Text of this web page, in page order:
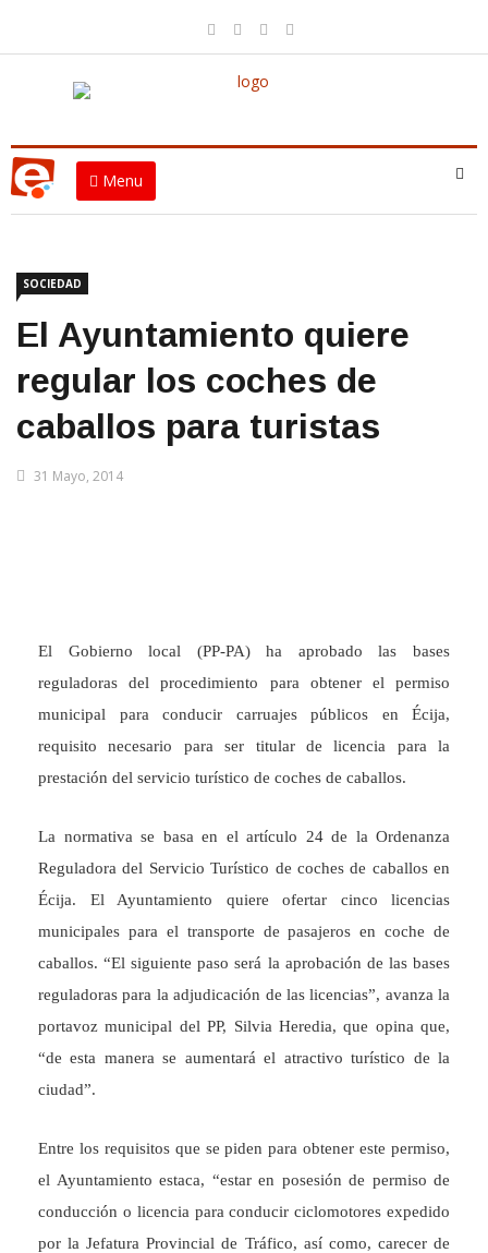
Menu
SOCIEDAD
El Ayuntamiento quiere
regular los coches de
caballos para turistas
31 Mayo, 2014
El Gobierno local (PP-PA) ha aprobado las bases
reguladoras del procedimiento para obtener el permiso
municipal para conducir carruajes públicos en Écija,
requisito necesario para ser titular de licencia para la
prestación del servicio turístico de coches de caballos.
La normativa se basa en el artículo 24 de la Ordenanza
Reguladora del Servicio Turístico de coches de caballos en
Écija. El Ayuntamiento quiere ofertar cinco licencias
municipales para el transporte de pasajeros en coche de
caballos. “El siguiente paso será la aprobación de las bases
reguladoras para la adjudicación de las licencias”, avanza la
portavoz municipal del PP, Silvia Heredia, que opina que,
“de esta manera se aumentará el atractivo turístico de la
ciudad”.
Entre los requisitos que se piden para obtener este permiso,
el Ayuntamiento estaca, “estar en posesión de permiso de
conducción o licencia para conducir ciclomotores expedido
por la Jefatura Provincial de Tráfico, así como, carecer de